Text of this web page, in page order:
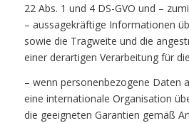
22 Abs. 1 und 4 DS-GVO und –
– aussagekräftige Informationen
sowie die Tragweite und die
einer derartigen Verarbeitung für
– wenn personenbezogene Daten
eine internationale Organisation
die geeigneten Garantien gemäß